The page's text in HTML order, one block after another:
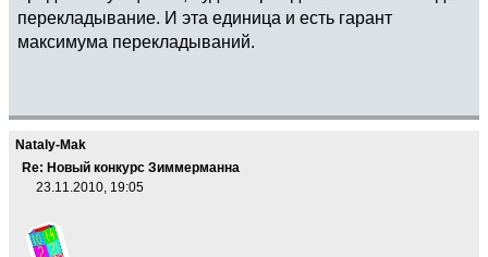
перекладывание. И эта единица и есть гарант
максимума перекладываний.
Nataly-Mak
Re: Новый конкурс Зиммерманна
23.11.2010, 19:05